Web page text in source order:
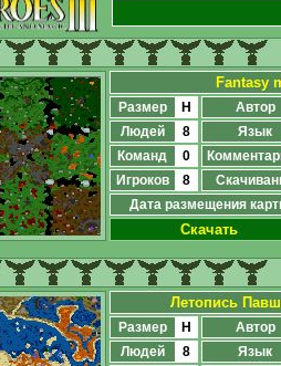
Fantasy
Размер H Автор
Людей
8 Язык
Команд
0
Игроков
8
Дата размещения
Скачать
Летопись
Размер H Автор
Людей
8 Язык